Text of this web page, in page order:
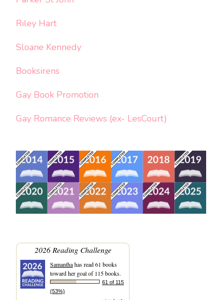
Riley Hart
Sloane Kennedy
Booksirens
Gay Book Promotion
Gay Romance Reviews (ex- LesCourt)
2026 Reading Challenge
Samanthahas read 61 books
toward her goal of 115 books.
61 of 115
(53%)